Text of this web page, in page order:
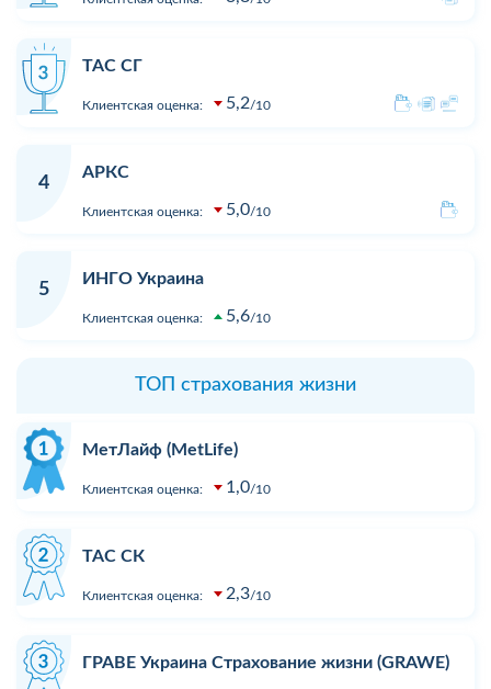
ТАС СГ
Клиентская оценка: 5,2 10
4
АРКС
Клиентская оценка: 5,0 10
5
ИНГО Украина
Клиентская оценка: 5,6 10
ТОП страхования жизни
МетЛайф (MetLife)
Клиентская оценка: 1,0 10
ТАС СК
Клиентская оценка: 2,3 10
ГРАВЕ Украина Страхование жизни (GRAWE)